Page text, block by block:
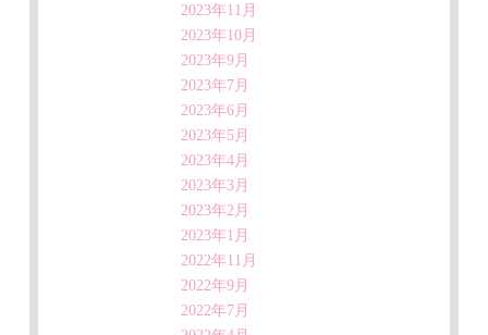
2023年11月
2023年10月
2023年9月
2023年7月
2023年6月
2023年5月
2023年4月
2023年3月
2023年2月
2023年1月
2022年11月
2022年9月
2022年7月